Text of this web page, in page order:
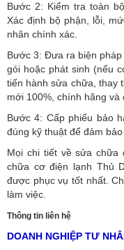
Bước 2: Kiểm tra toàn
Xác định bộ phận, lỗi,
nhân chính xác.
Bước 3: Đưa ra biện
gói hoặc phát sinh (nếu
tiến hành sửa chữa, thay
mới 100%, chính hãng và
Bước 4: Cấp phiếu bảo
đúng kỹ thuật để đảm
Mọi chi tiết về sửa chữa
chữa cơ điện lạnh Thủ
được phục vụ tốt nhất.
làm việc.
Thông tin liên hệ
DOANH NGHIỆP TƯ